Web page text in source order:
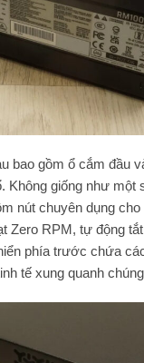
bao gồm ổ cắm đầu
Không giống như một
nút chuyên dụng cho
Zero RPM, tự động
phía trước chứa
tế xung quanh